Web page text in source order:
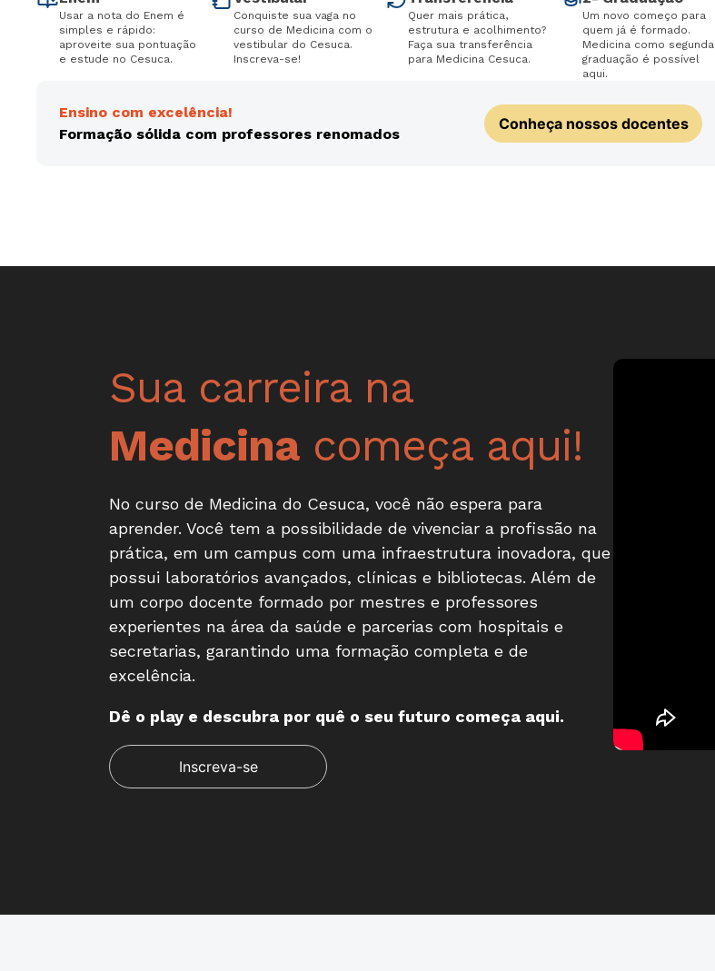
Usar a nota do Enem é
simples e rápido:
aproveite sua pontuação
e estude no Cesuca.
Conquiste sua vaga no
curso de Medicina com o
vestibular do Cesuca.
Inscreva-se!
Quer mais prática,
estrutura e acolhimento?
Faça sua transferência
para Medicina Cesuca.
Um novo começo para
quem já é formado.
Medicina como segunda
graduação é possível
aqui.
Ensino com excelência!
Formação sólida com professores renomados
Conheça nossos docentes
Sua carreira na
Medicinacomeça aqui!
No curso de Medicina do Cesuca, você não espera para
aprender. Você tem a possibilidade de vivenciar a profissão na
prática, em um campus com uma infraestrutura inovadora, que
possui laboratórios avançados, clínicas e bibliotecas. Além de
um corpo docente formado por mestres e professores
experientes na área da saúde e parcerias com hospitais e
secretarias, garantindo uma formação completa e de
excelência.
Dê o play e descubra por quê o seu futuro começa aqui.
Inscreva-se
ou
ou